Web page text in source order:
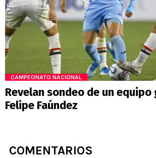
CAMPEONATO NACIONAL
Revelan sondeo de un
Felipe Faúndez
COMENTARIOS